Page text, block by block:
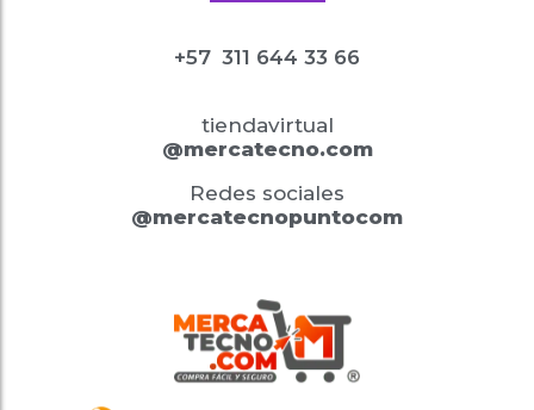
+57 311 644 33 66
tiendavirtual
@mercatecno.com
Redes sociales
@mercatecnopuntocom